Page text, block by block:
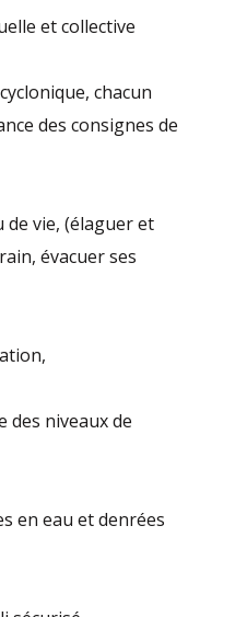
et collective
chacun
des consignes de
de vie, (élaguer et
évacuer ses
des niveaux de
en eau et denrées